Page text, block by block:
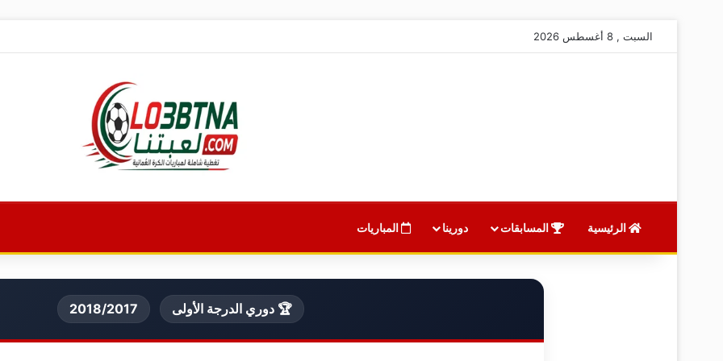
السبت , 8 أغسطس 2026
الرئيسية المسابقات دورينا المباريات
🏆 دوري الدرجة الأولى 2018/2017